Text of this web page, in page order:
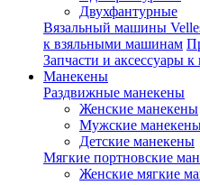
Двухфантурные
Вязальный машины
к взяльными машинам
Запчасти и аксессуары
Манекены
Раздвижные манекены
Женские манекены
Мужские
Детские манекены
Мягкие портновские
Женские мягкие